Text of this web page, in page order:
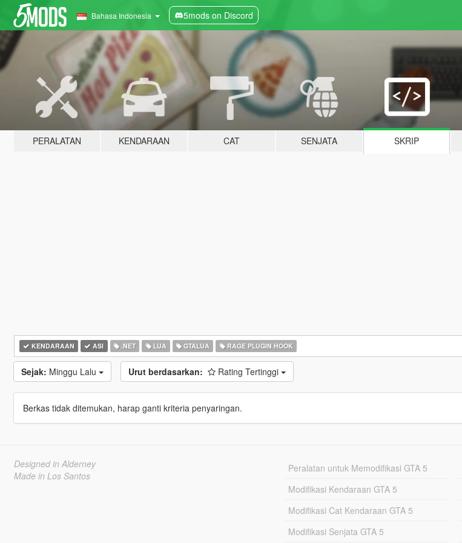
Bahasa Indonesia 5mods on Discord
PERALATAN KENDARAAN CAT SENJATA SKRIP
KENDARAAN ASI .NET LUA GTALUA RAGE PLUGIN HOOK
Sejak: Minggu Lalu Urut berdasarkan: Rating Tertinggi
Berkas tidak ditemukan, harap ganti kriteria penyaringan.
Designed in Alderney
Made in Los Santos
Peralatan untuk Memodifikasi GTA 5
Modifikasi Kendaraan GTA 5
Modifikasi Cat Kendaraan GTA 5
Modifikasi Senjata GTA 5